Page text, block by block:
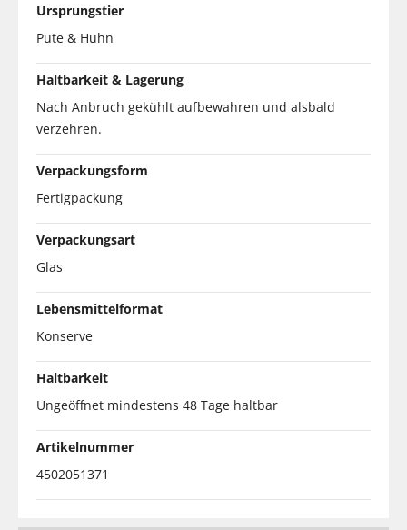
Ursprungstier
Pute & Huhn
Haltbarkeit & Lagerung
Nach Anbruch gekühlt aufbewahren und alsbald
verzehren.
Verpackungsform
Fertigpackung
Verpackungsart
Glas
Lebensmittelformat
Konserve
Haltbarkeit
Ungeöffnet mindestens 48 Tage haltbar
Artikelnummer
4502051371